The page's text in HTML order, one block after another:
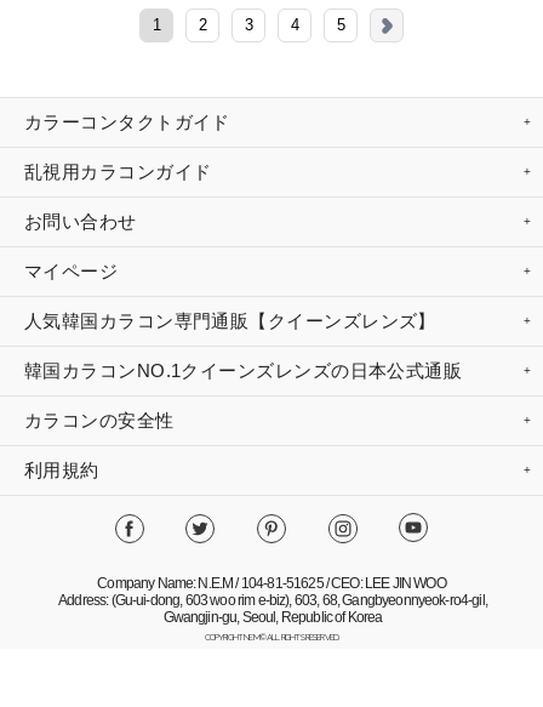
1 2 3 4 5
カラーコンタクトガイド
乱視用カラコンガイド
お問い合わせ
マイページ
人気韓国カラコン専門通販【クイーンズレンズ】
韓国カラコンNO.1クイーンズレンズの日本公式通販
カラコンの安全性
利用規約
Company Name: N.E.M / 104-81-51625 / CEO: LEE JIN WOO
Address: (Gu-ui-dong, 603 woo rim e-biz), 603, 68, Gangbyeonnyeok-ro4-gil,
Gwangjin-gu, Seoul, Republic of Korea
COPYRIGHT NEM© ALL RIGHTS RESERVED.